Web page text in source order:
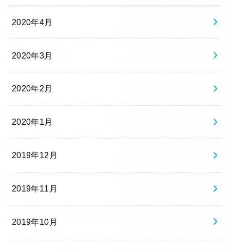
2020年4月
2020年3月
2020年2月
2020年1月
2019年12月
2019年11月
2019年10月